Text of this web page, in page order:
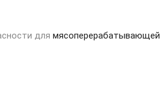
для мясоперерабатывающей